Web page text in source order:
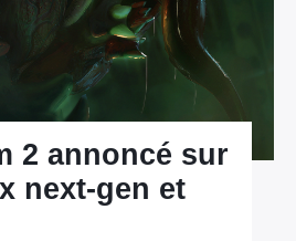
2 annoncé sur
next-gen et